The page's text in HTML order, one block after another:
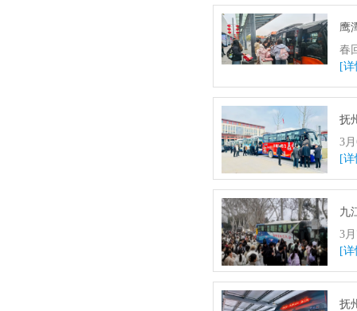
鹰
春
[
抚
3
[
九
3
[
抚